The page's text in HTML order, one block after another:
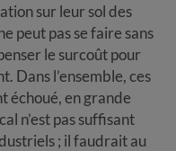
sur leur sol des
peut pas se faire sans
le surcoût pour
Dans l’ensemble, ces
échoué, en grande
n’est pas suffisant
; il faudrait au